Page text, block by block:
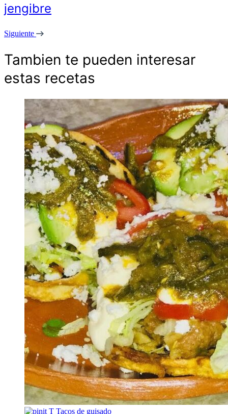
jengibre
Siguiente
Tambien te pueden interesar
estas recetas
T Tacos de guisado